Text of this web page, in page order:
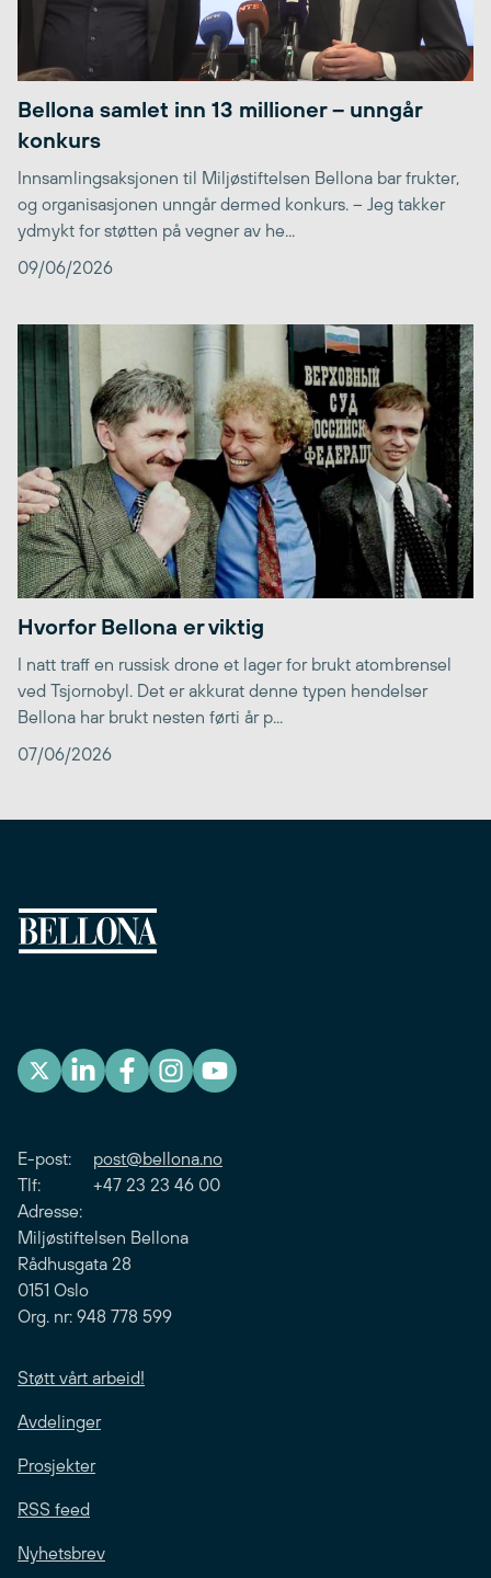
Bellona samlet inn 13 millioner – unngår
konkurs
Innsamlingsaksjonen til Miljøstiftelsen Bellona bar frukter,
og organisasjonen unngår dermed konkurs. – Jeg takker
ydmykt for støtten på vegner av he...
09/06/2026
Hvorfor Bellona er viktig
I natt traff en russisk drone et lager for brukt atombrensel
ved Tsjornobyl. Det er akkurat denne typen hendelser
Bellona har brukt nesten førti år p...
07/06/2026
E-post: post@bellona.no
Tlf: +47 23 23 46 00
Adresse:
Miljøstiftelsen Bellona
Rådhusgata 28
0151 Oslo
Org. nr: 948 778 599
Støtt vårt arbeid!
Avdelinger
Prosjekter
RSS feed
Nyhetsbrev